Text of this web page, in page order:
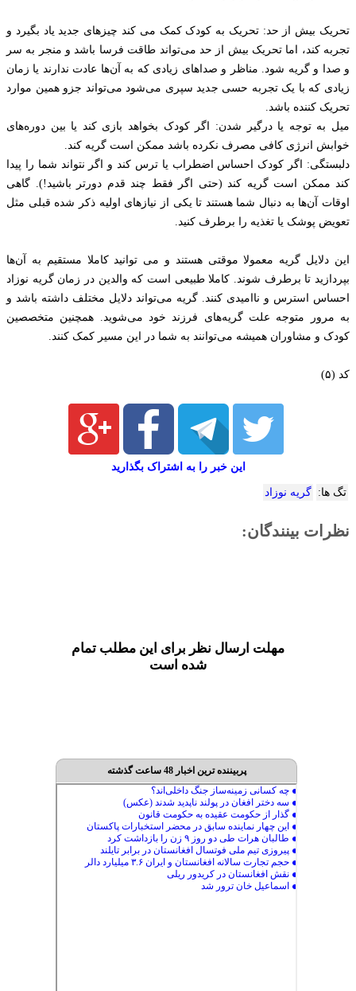
تحریک بیش از حد: تحریک به کودک کمک می کند چیزهای جدید یاد بگیرد و
تجربه کند، اما تحریک بیش از حد می‌تواند طاقت فرسا باشد و منجر به سر
و صدا و گریه شود. مناظر و صداهای زیادی که به آن‌ها عادت ندارند یا زمان
زیادی که با یک تجربه حسی جدید سپری می‌شود می‌تواند جزو همین موارد
تحریک کننده باشد.
میل به توجه یا درگیر شدن: اگر کودک بخواهد بازی کند یا بین دوره‌های
خوابش انرژی کافی مصرف نکرده باشد ممکن است گریه کند.
دلبستگی: اگر کودک احساس اضطراب یا ترس کند و اگر نتواند شما را پیدا
کند ممکن است گریه کند (حتی اگر فقط چند قدم دورتر باشید!). گاهی
اوقات آن‌ها به دنبال شما هستند تا یکی از نیازهای اولیه ذکر شده قبلی مثل
تعویض پوشک یا تغذیه را برطرف کنید.
این دلایل گریه معمولا موقتی هستند و می توانید کاملا مستقیم به آن‌ها
بپردازید تا برطرف شوند. کاملا طبیعی است که والدین در زمان گریه نوزاد
احساس استرس و ناامیدی کنند. گریه می‌تواند دلایل مختلف داشته باشد و
به مرور متوجه علت گریه‌های فرزند خود می‌شوید. همچنین متخصصین
کودک و مشاوران همیشه می‌توانند به شما در این مسیر کمک کنند.
کد (۵)
این خبر را به اشتراک بگذارید
تگ ها: گریه نوزاد
نظرات بینندگان:
مهلت ارسال نظر برای این مطلب تمام
شده است
پربیننده ترین اخبار 48 ساعت گذشته